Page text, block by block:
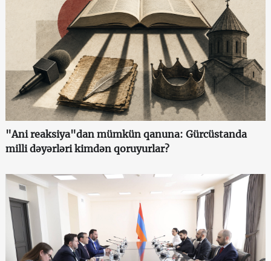
"Ani reaksiya"dan mümkün qanuna: Gürcüstanda
milli dəyərləri kimdən qoruyurlar?